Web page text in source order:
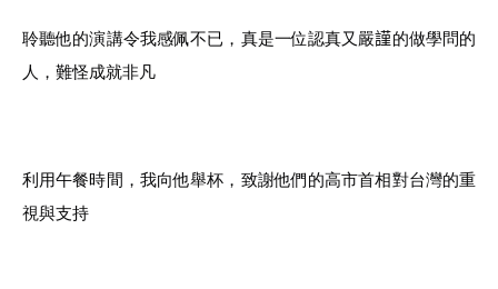
聆聽他的演講令我感佩不已，真是一位認真又嚴𧫴的做學問的
人，難怪成就非凡
利用午餐時間，我向他舉杯，致謝他們的高市首相對台灣的重
視與支持